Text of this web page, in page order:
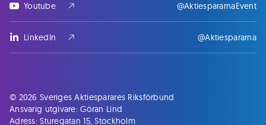
Youtube @AktiespararnaEvent
LinkedIn @Aktiespararna
© 2026 Sveriges Aktiesparares Riksförbund
Ansvarig utgivare: Göran Lind
Adress: Sturegatan 15, Stockholm